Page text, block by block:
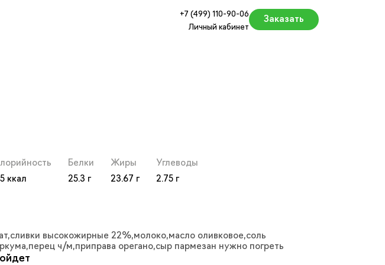
+7 (499) 110-90-06
Личный кабинет
Заказать
в Москве и МО
Белки
25.3
Жиры
23.67
Углеводы
2.75
высокожирные 22%,молоко,масло оливковое,соль
ч/м,приправа орегано,сыр пармезан нужно погреть